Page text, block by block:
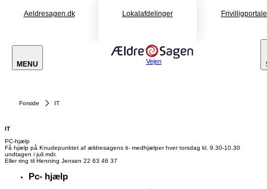
Aeldresagen.dk Lokalafdelinger
MENU Vejen
Forside IT
IT
PC-hjælp
Få hjælp på Knudepunktet af ældresagens it- medhjælper hver torsdag kl. 9.30-10.30
undtagen i juli mdr.
Eller ring til Henning Jensen 22 63 46 37
Pc- hjælp